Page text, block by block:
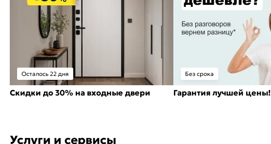
Осталось 22 дня
Скидки до 30% на входные двери
Без срока
Гарантия лучшей цены!
Услуги и сервисы